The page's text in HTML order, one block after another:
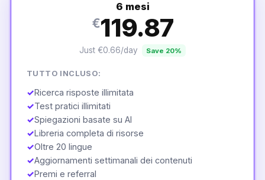
6 mesi
€119.87
Just €0.66/day Save 20%
TUTTO INCLUSO:
✓Ricerca risposte illimitata
✓Test pratici illimitati
✓Spiegazioni basate su AI
✓Libreria completa di risorse
✓Oltre 20 lingue
✓Aggiornamenti settimanali dei contenuti
✓Premi e referral